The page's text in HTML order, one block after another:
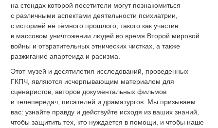
на стендах которой посетители могут познакомиться
с различными аспектами деятельности психиатрии,
с историей её тёмного прошлого, такого как участие
в массовом уничтожении людей во время Второй мировой
войны и отвратительных этнических чистках, а также
разжигание апартеида и расизма.
Этот музей и десятилетия исследований, проведенных
ГКПЧ, являются исчерпывающим материалом для
сценаристов, авторов документальных фильмов
и телепередач, писателей и драматургов. Мы призываем
вас: узнайте правду и действуйте исходя из ваших знаний,
чтобы защитить тех, кто нуждается в помощи, и чтобы наше